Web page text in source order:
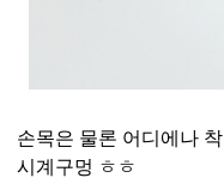
손목은 물론 어디에나
시계구멍 ㅎㅎ